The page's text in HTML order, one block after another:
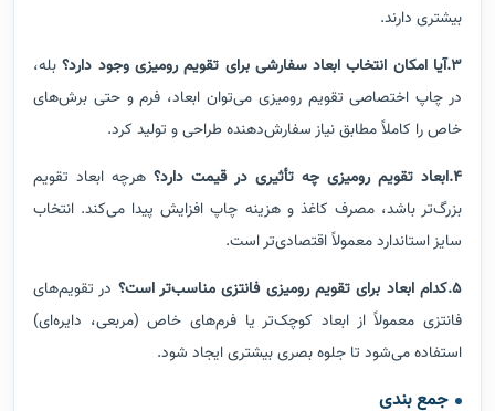
بیشتری دارند.
3.آیا امکان انتخاب ابعاد سفارشی برای تقویم رومیزی وجود دارد؟
بله،
در چاپ اختصاصی تقویم رومیزی می‌توان ابعاد، فرم و حتی برش‌های
خاص را کاملاً مطابق نیاز سفارش‌دهنده طراحی و تولید کرد.
4.ابعاد تقویم رومیزی چه تأثیری در قیمت دارد؟
هرچه ابعاد تقویم
بزرگ‌تر باشد، مصرف کاغذ و هزینه چاپ افزایش پیدا می‌کند. انتخاب
سایز استاندارد معمولاً اقتصادی‌تر است.
5.کدام ابعاد برای تقویم رومیزی فانتزی مناسب‌تر است؟
در تقویم‌های
فانتزی معمولاً از ابعاد کوچک‌تر یا فرم‌های خاص (مربعی، دایره‌ای)
استفاده می‌شود تا جلوه بصری بیشتری ایجاد شود.
جمع بندی